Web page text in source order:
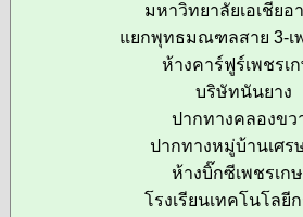
มหาวิทยาลัยเอเชียอ
แยกพุทธมณฑลสาย 3-เ
ห้างคาร์ฟูร์เพชรเ
บริษัทนันยาง
ปากทางคลองขว
ปากทางหมู่บ้านเศร
ห้างบิ๊กซีเพชรเก
โรงเรียนเทคโนโลยี